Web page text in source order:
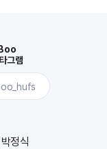
그램
정식